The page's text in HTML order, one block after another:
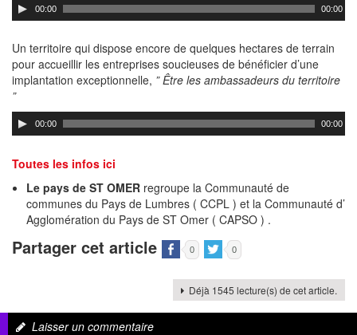
00:00 00:00
Un territoire qui dispose encore de quelques hectares de terrain
pour accueillir les entreprises soucieuses de bénéficier d’une
implantation exceptionnelle, ” Être les ambassadeurs du territoire
”
00:00 00:00
Toutes les infos ici
Le pays de ST OMERregroupe la Communauté de
communes du Pays de Lumbres ( CCPL ) et la Communauté d’
Agglomération du Pays de ST Omer ( CAPSO ) .
Partager cet article 0 0
Déjà 1545 lecture(s) de cet article.
Laisser un commentaire